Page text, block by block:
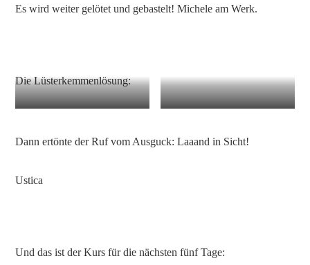
Es wird weiter gelötet und gebastelt! Michele am Werk.
Die Lüsterkemmenlösung:
Dann ertönte der Ruf vom Ausguck: Laaand in Sicht!
Ustica
Und das ist der Kurs für die nächsten fünf Tage: